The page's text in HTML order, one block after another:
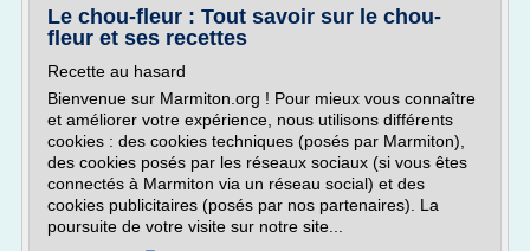
Le chou-fleur : Tout savoir sur le chou-
fleur et ses recettes
Recette au hasard
Bienvenue sur Marmiton.org ! Pour mieux vous connaître
et améliorer votre expérience, nous utilisons différents
cookies : des cookies techniques (posés par Marmiton),
des cookies posés par les réseaux sociaux (si vous êtes
connectés à Marmiton via un réseau social) et des
cookies publicitaires (posés par nos partenaires). La
poursuite de votre visite sur notre site...